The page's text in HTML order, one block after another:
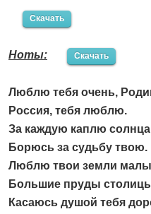
Скачать
Ноты: Скачать
Люблю тебя очень,
Россия, тебя люблю.
За каждую каплю
Борюсь за судьбу твою.
Люблю твои земли
Большие пруды
Касаюсь душой тебя